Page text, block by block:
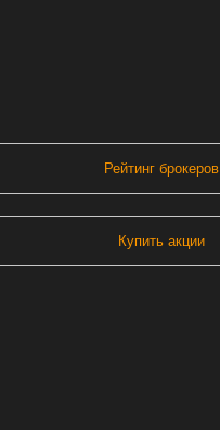
Рейтинг брокеров
Купить акции